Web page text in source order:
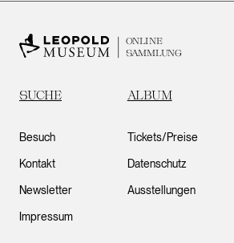
ONLINE
SAMMLUNG
SUCHE ALBUM
Besuch
Kontakt
Newsletter
Impressum
Tickets/Preise
Datenschutz
Ausstellungen